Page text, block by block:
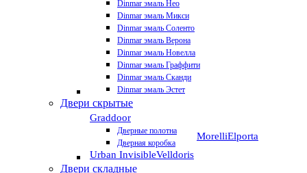
Dinmar эмаль Нео
Dinmar эмаль Микси
Dinmar эмаль Соленто
Dinmar эмаль Верона
Dinmar эмаль Новелла
Dinmar эмаль Граффити
Dinmar эмаль Сканди
Dinmar эмаль Эстет
Двери скрытые
Graddoor
Дверные полотна
Дверная коробка
Urban InvisibleVelldoris
MorelliElporta
Двери складные